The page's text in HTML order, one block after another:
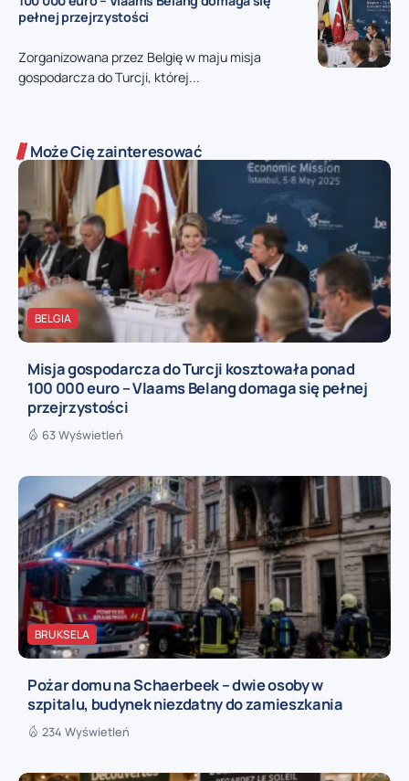
pełnej przejrzystości
Zorganizowana przez Belgię w maju misja
gospodarcza do Turcji, której...
Może Cię zainteresować
BELGIA
Misja gospodarcza do Turcji kosztowała ponad
100 000 euro – Vlaams Belang domaga się pełnej
przejrzystości
63 Wyświetleń
BRUKSELA
Pożar domu na Schaerbeek – dwie osoby w
szpitalu, budynek niezdatny do zamieszkania
234 Wyświetleń